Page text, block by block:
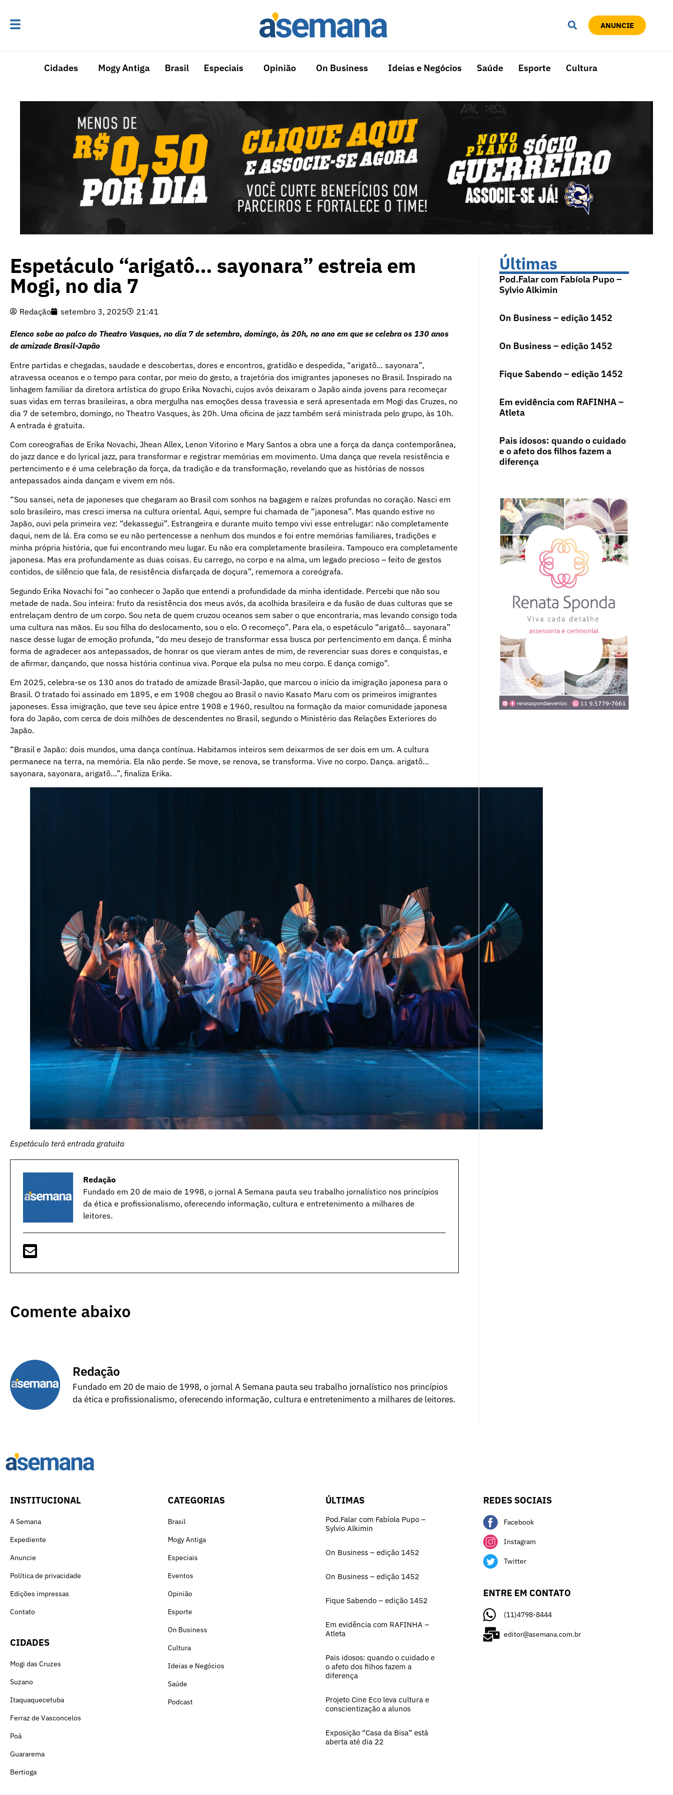
ANUNCIE
Cidades Mogy Antiga Brasil Especiais Opinião On Business Ideias e Negócios Saúde Esporte Cultura
Espetáculo “arigatô… sayonara” estreia em
Mogi, no dia 7
Redação setembro 3, 2025 21:41
Elenco sobe ao palco do Theatro Vasques, no dia 7 de setembro, domingo, às 20h, no ano em que se celebra os 130 anos
de amizade Brasil-Japão
Entre partidas e chegadas, saudade e descobertas, dores e encontros, gratidão e despedida, “arigatô… sayonara”,
atravessa oceanos e o tempo para contar, por meio do gesto, a trajetória dos imigrantes japoneses no Brasil. Inspirado na
linhagem familiar da diretora artística do grupo Erika Novachi, cujos avós deixaram o Japão ainda jovens para recomeçar
suas vidas em terras brasileiras, a obra mergulha nas emoções dessa travessia e será apresentada em Mogi das Cruzes, no
dia 7 de setembro, domingo, no Theatro Vasques, às 20h. Uma oficina de jazz também será ministrada pelo grupo, às 10h.
A entrada é gratuita.
Com coreografias de Erika Novachi, Jhean Allex, Lenon Vitorino e Mary Santos a obra une a força da dança contemporânea,
do jazz dance e do lyrical jazz, para transformar e registrar memórias em movimento. Uma dança que revela resistência e
pertencimento e é uma celebração da força, da tradição e da transformação, revelando que as histórias de nossos
antepassados ainda dançam e vivem em nós.
“Sou sansei, neta de japoneses que chegaram ao Brasil com sonhos na bagagem e raízes profundas no coração. Nasci em
solo brasileiro, mas cresci imersa na cultura oriental. Aqui, sempre fui chamada de “japonesa”. Mas quando estive no
Japão, ouvi pela primeira vez: “dekassegui”. Estrangeira e durante muito tempo vivi esse entrelugar: não completamente
daqui, nem de lá. Era como se eu não pertencesse a nenhum dos mundos e foi entre memórias familiares, tradições e
minha própria história, que fui encontrando meu lugar. Eu não era completamente brasileira. Tampouco era completamente
japonesa. Mas era profundamente as duas coisas. Eu carrego, no corpo e na alma, um legado precioso – feito de gestos
contidos, de silêncio que fala, de resistência disfarçada de doçura”, rememora a coreógrafa.
Segundo Erika Novachi foi “ao conhecer o Japão que entendi a profundidade da minha identidade. Percebi que não sou
metade de nada. Sou inteira: fruto da resistência dos meus avós, da acolhida brasileira e da fusão de duas culturas que se
entrelaçam dentro de um corpo. Sou neta de quem cruzou oceanos sem saber o que encontraria, mas levando consigo toda
uma cultura nas mãos. Eu sou filha do deslocamento, sou o elo. O recomeço”. Para ela, o espetáculo “arigatô… sayonara”
nasce desse lugar de emoção profunda, “do meu desejo de transformar essa busca por pertencimento em dança. É minha
forma de agradecer aos antepassados, de honrar os que vieram antes de mim, de reverenciar suas dores e conquistas, e
de afirmar, dançando, que nossa história continua viva. Porque ela pulsa no meu corpo. E dança comigo”.
Em 2025, celebra-se os 130 anos do tratado de amizade Brasil-Japão, que marcou o início da imigração japonesa para o
Brasil. O tratado foi assinado em 1895, e em 1908 chegou ao Brasil o navio Kasato Maru com os primeiros imigrantes
japoneses. Essa imigração, que teve seu ápice entre 1908 e 1960, resultou na formação da maior comunidade japonesa
fora do Japão, com cerca de dois milhões de descendentes no Brasil, segundo o Ministério das Relações Exteriores do
Japão.
“Brasil e Japão: dois mundos, uma dança contínua. Habitamos inteiros sem deixarmos de ser dois em um. A cultura
permanece na terra, na memória. Ela não perde. Se move, se renova, se transforma. Vive no corpo. Dança. arigatô…
sayonara, sayonara, arigatô…”, finaliza Erika.
Espetáculo terá entrada gratuita
Redação
Fundado em 20 de maio de 1998, o jornal A Semana pauta seu trabalho jornalístico nos princípios
da ética e profissionalismo, oferecendo informação, cultura e entretenimento a milhares de
leitores.
Comente abaixo
Redação
Fundado em 20 de maio de 1998, o jornal A Semana pauta seu trabalho jornalístico nos princípios
da ética e profissionalismo, oferecendo informação, cultura e entretenimento a milhares de leitores.
Últimas
Pod.Falar com Fabíola Pupo –
Sylvio Alkimin
On Business – edição 1452
On Business – edição 1452
Fique Sabendo – edição 1452
Em evidência com RAFINHA –
Atleta
Pais idosos: quando o cuidado
e o afeto dos filhos fazem a
diferença
INSTITUCIONAL
A Semana
Expediente
Anuncie
Política de privacidade
Edições impressas
Contato
CIDADES
Mogi das Cruzes
Suzano
Itaquaquecetuba
Ferraz de Vasconcelos
Poá
Guararema
Bertioga
CATEGORIAS
Brasil
Mogy Antiga
Especiais
Eventos
Opinião
Esporte
On Business
Cultura
Ideias e Negócios
Saúde
Podcast
ÚLTIMAS
Pod.Falar com Fabíola Pupo –
Sylvio Alkimin
On Business – edição 1452
On Business – edição 1452
Fique Sabendo – edição 1452
Em evidência com RAFINHA –
Atleta
Pais idosos: quando o cuidado e
o afeto dos filhos fazem a
diferença
Projeto Cine Eco leva cultura e
conscientização a alunos
Exposição “Casa da Bisa” está
aberta até dia 22
REDES SOCIAIS
Facebook
Instagram
Twitter
ENTRE EM CONTATO
(11)4798-8444
editor@asemana.com.br